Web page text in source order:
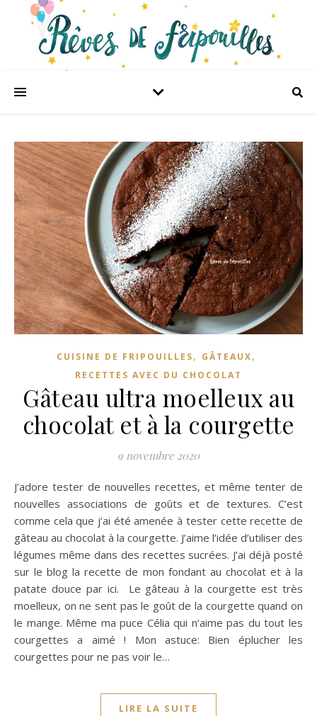
CUISINE DE FRIPOUILLES, GÂTEAUX,
RECETTES AVEC DU CHOCOLAT
Gâteau ultra moelleux au
chocolat et à la courgette
9 novembre 2020
J’adore tester de nouvelles recettes, et même tenter de
nouvelles associations de goûts et de textures. C’est
comme cela que j’ai été amenée à tester cette recette de
gâteau au chocolat à la courgette. J’aime l’idée d’utiliser des
légumes même dans des recettes sucrées. J’ai déjà posté
sur le blog la recette de mon fondant au chocolat et à la
patate douce par ici. Le gâteau à la courgette est très
moelleux, on ne sent pas le goût de la courgette quand on
le mange. Même ma puce Célia qui n’aime pas du tout les
courgettes a aimé ! Mon astuce: Bien éplucher les
courgettes pour ne pas voir le…
LIRE LA SUITE